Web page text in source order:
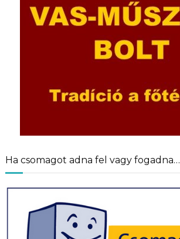
Ha csomagot adna fel vagy fogadna…